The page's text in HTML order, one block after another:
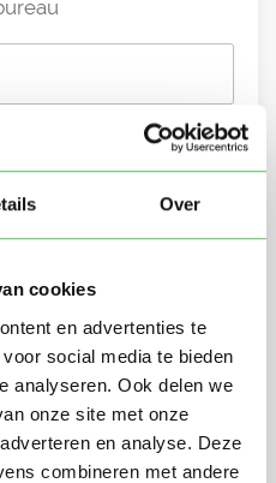
Over
cookies
en advertenties te
social media te bieden
analyseren. Ook delen we
onze site met onze
en analyse. Deze
combineren met andere
in mijn omgeving per
met de
Algemene